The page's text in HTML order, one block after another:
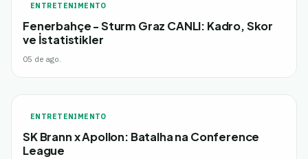
ENTRETENIMENTO
Fenerbahçe - Sturm Graz CANLI: Kadro, Skor
ve İstatistikler
05 de ago.
ENTRETENIMENTO
SK Brann x Apollon: Batalha na Conference
League